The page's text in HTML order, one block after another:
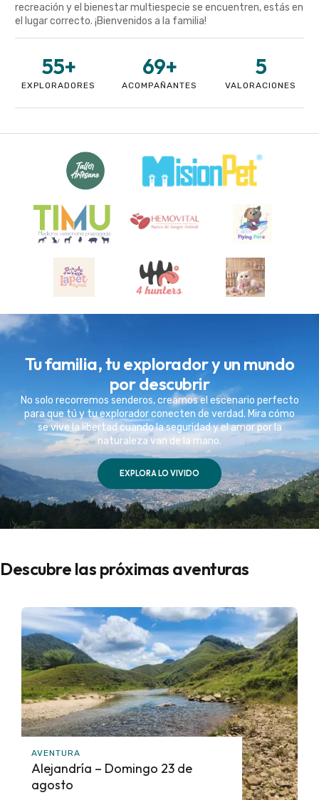
recreación y el bienestar multiespecie se encuentren, estás en
el lugar correcto. ¡Bienvenidos a la familia!
EXPLORADORES
55+
ACOMPAÑANTES
69+
VALORACIONES
5
Tu familia, tu explorador y un mundo
por descubrir
No solo recorremos senderos, creamos el escenario perfecto
para que tú y tu explorador conecten de verdad. Mira cómo
se vive la libertad cuando la seguridad y el amor por la
naturaleza van de la mano.
EXPLORA LO VIVIDO
Descubre las próximas aventuras
AVENTURA
Alejandría – Domingo 23 de
agosto